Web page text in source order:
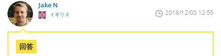
Jake N
イギリス 2018/12/05 12:55
回答